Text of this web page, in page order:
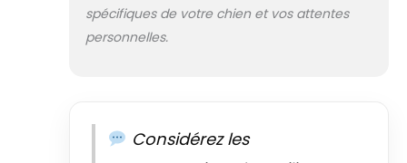
garantit une production de
haute qualité qui offrira à votre
procurent au chien un
spécifiques de votre chien et vos attentes
personnelles.
Considérez les